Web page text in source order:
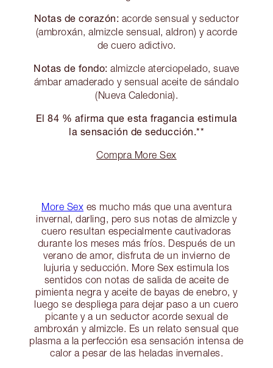
Notas de corazón: acorde sensual y seductor
(ambroxán, almizcle sensual, aldron) y acorde
de cuero adictivo.
Notas de fondo: almizcle aterciopelado, suave
ámbar amaderado y sensual aceite de sándalo
(Nueva Caledonia).
El 84 % afirma que esta fragancia estimula
la sensación de seducción.**
Compra More Sex
More Sex es mucho más que una aventura
invernal, darling, pero sus notas de almizcle y
cuero resultan especialmente cautivadoras
durante los meses más fríos. Después de un
verano de amor, disfruta de un invierno de
lujuria y seducción. More Sex estimula los
sentidos con notas de salida de aceite de
pimienta negra y aceite de bayas de enebro, y
luego se despliega para dejar paso a un cuero
picante y a un seductor acorde sexual de
ambroxán y almizcle. Es un relato sensual que
plasma a la perfección esa sensación intensa de
calor a pesar de las heladas invernales.